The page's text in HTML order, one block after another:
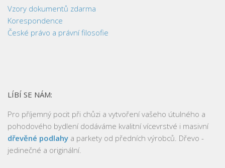
Vzory dokumentů zdarma
Korespondence
České právo a právní filosofie
LÍBÍ SE NÁM:
Pro příjemný pocit při chůzi a vytvoření vašeho útulného a
pohodového bydlení dodáváme kvalitní vícevrstvé i masivní
dřevěné podlahy a parkety od předních výrobců. Dřevo -
jedinečné a originální.